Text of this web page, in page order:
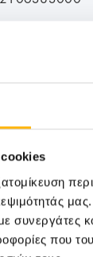
cookies
που